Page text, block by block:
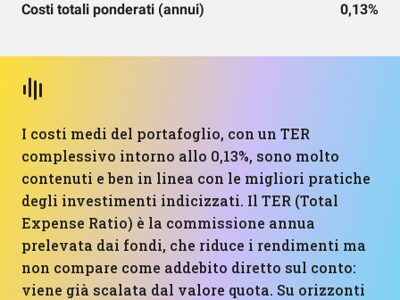
Costi totali ponderati (annui) 0,13%
I costi medi del portafoglio, con un TER
complessivo intorno allo 0,13%, sono molto
contenuti e ben in linea con le migliori pratiche
degli investimenti indicizzati. Il TER (Total
Expense Ratio) è la commissione annua
prelevata dai fondi, che riduce i rendimenti ma
non compare come addebito diretto sul conto:
viene già scalata dal valore quota. Su orizzonti